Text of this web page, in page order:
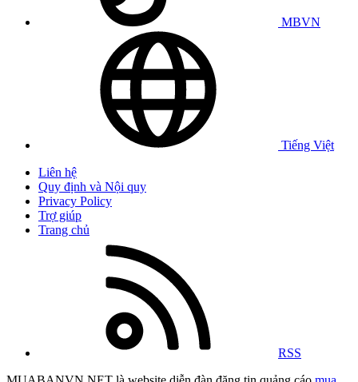
MBVN
Tiếng Việt
Liên hệ
Quy định và Nội quy
Privacy Policy
Trợ giúp
Trang chủ
RSS